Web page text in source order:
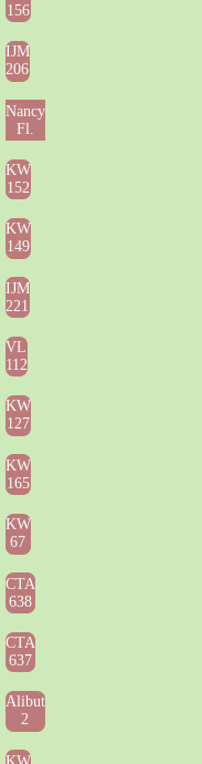
156
IJM
206
Nancy
Fl.
KW
152
KW
149
IJM
221
VL
112
KW
127
KW
165
KW
67
CTA
638
CTA
637
Alibut
2